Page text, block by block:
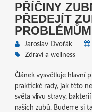
PŘÍČINY
PŘEDEJÍT
Jaroslav Dvořák
Zdraví a wellness
Článek vysvětluje hlavní
praktické rady, jak této
světa vlivu stravy,
našich zubů. Budeme si